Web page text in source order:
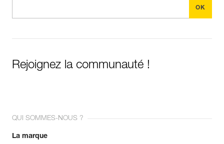
Rejoignez la communauté !
QUI SOMMES-NOUS ?
La marque